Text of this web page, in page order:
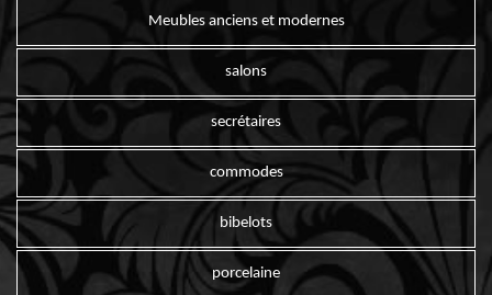
Meubles anciens et modernes
salons
secrétaires
commodes
bibelots
porcelaine